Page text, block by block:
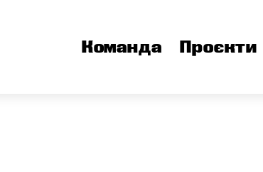
Команда Проєкти